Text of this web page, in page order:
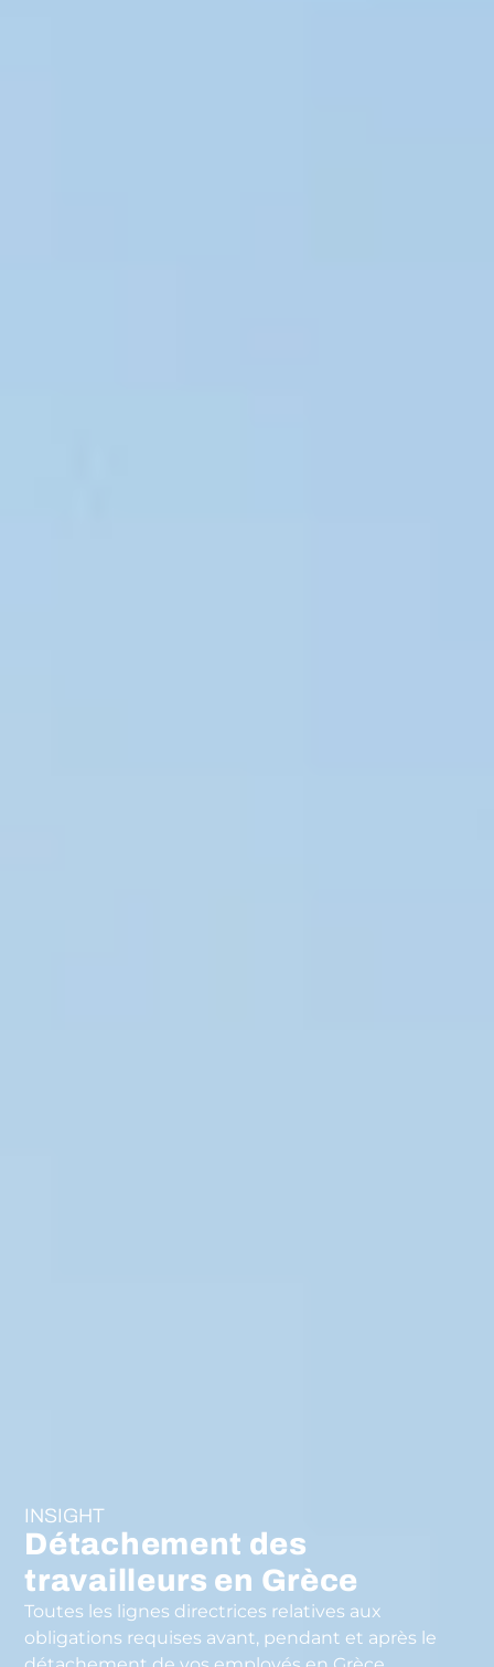
INSIGHT
Détachement des
travailleurs en Grèce
Toutes les lignes directrices relatives aux
obligations requises avant, pendant et après le